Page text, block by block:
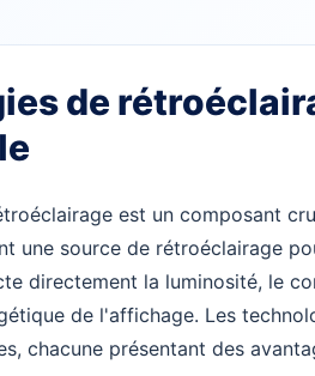
de
est un composant
une source de rétroéclairage
directement la luminosité, le
de l'affichage. Les
chacune présentant des